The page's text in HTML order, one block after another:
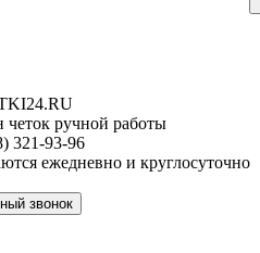
четок ручной работы
321-93-96
ежедневно и круглосуточно
звонок